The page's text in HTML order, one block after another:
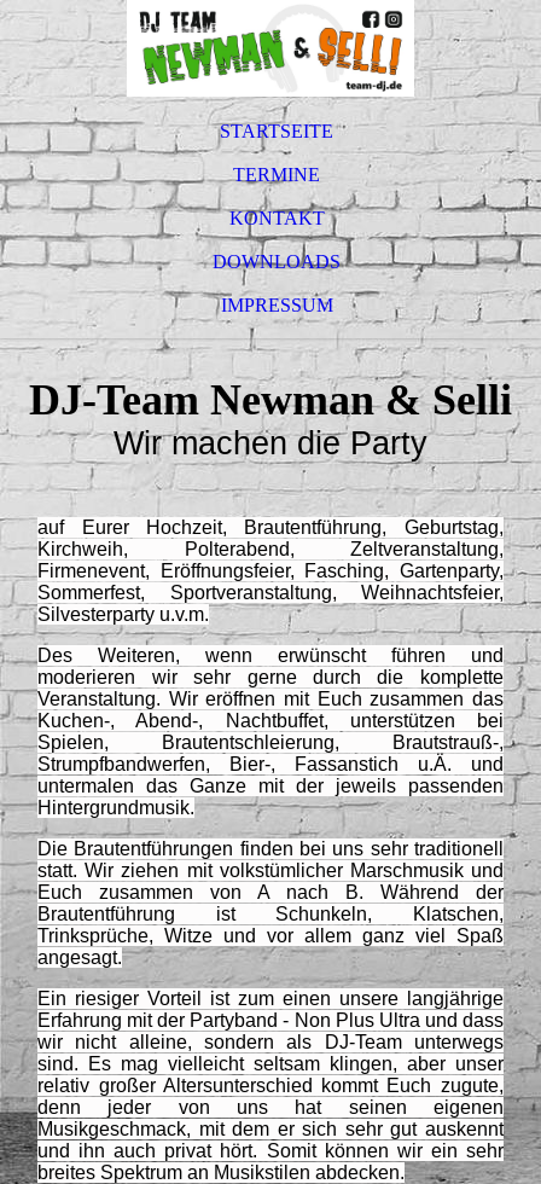
STARTSEITE
TERMINE
KONTAKT
DOWNLOADS
IMPRESSUM
DJ-Team Newman & Selli
Wir machen die Party
auf Eurer Hochzeit, Brautentführung, Geburtstag,
Kirchweih, Polterabend, Zeltveranstaltung,
Firmenevent, Eröffnungsfeier, Fasching, Gartenparty,
Sommerfest, Sportveranstaltung, Weihnachtsfeier,
Silvesterparty u.v.m.
Des Weiteren, wenn erwünscht führen und
moderieren wir sehr gerne durch die komplette
Veranstaltung. Wir eröffnen mit Euch zusammen das
Kuchen-, Abend-, Nachtbuffet, unterstützen bei
Spielen, Brautentschleierung, Brautstrauß-,
Strumpfbandwerfen, Bier-, Fassanstich u.Ä. und
untermalen das Ganze mit der jeweils passenden
Hintergrundmusik.
Die Brautentführungen finden bei uns sehr traditionell
statt. Wir ziehen mit volkstümlicher Marschmusik und
Euch zusammen von A nach B. Während der
Brautentführung ist Schunkeln, Klatschen,
Trinksprüche, Witze und vor allem ganz viel Spaß
angesagt.
Ein riesiger Vorteil ist zum einen unsere langjährige
Erfahrung mit der Partyband - Non Plus Ultra und dass
wir nicht alleine, sondern als DJ-Team unterwegs
sind. Es mag vielleicht seltsam klingen, aber unser
relativ großer Altersunterschied kommt Euch zugute,
denn jeder von uns hat seinen eigenen
Musikgeschmack, mit dem er sich sehr gut auskennt
und ihn auch privat hört. Somit können wir ein sehr
breites Spektrum an Musikstilen abdecken.